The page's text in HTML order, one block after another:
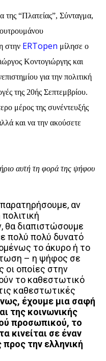
της “Πλατείας”, Σύνταγμα,
στην ERTopen μίλησε ο
Κοντογιώργης και
για την πολιτική
της 20ής Σεπτεμβρίου.
μέρος της συνέντευξής
και να την ακούσετε
αυτή τη φορά της ψήφου
αν
θα διαπιστώσουμε
πολύ πολύ δυνατό
το άκυρο ή το
– η ψήφος σε
οι οποίες στην
το καθεστωτικό
καθεστωτικές
έχουμε μια σαφή
της κοινωνικής
προσωπικού, το
κινείται σε έναν
την ελληνική